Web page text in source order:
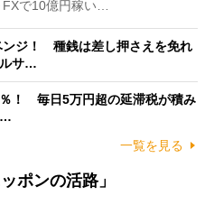
FXで10億円稼い…
ンジ！ 種銭は差し押さえを免れ
ルサ…
％！ 毎日5万円超の延滞税が積み
…
一覧を見る
ポンの活路」